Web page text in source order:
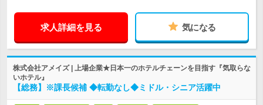
求人詳細を見る 気になる
株式会社アメイズ | 上場企業★日本一のホテルチェーンを目指す『気取らな
いホテル』
【総務】※課長候補 ◆転勤なし◆ミドル・シニア活躍中